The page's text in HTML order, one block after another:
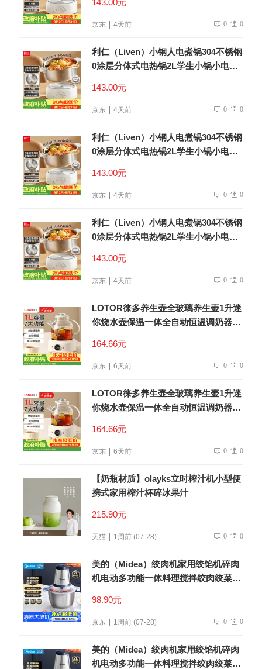
143.00元
京东 4天前 0 0
利仁（Liven）小钢人电煮锅304不锈钢
0涂层分体式电热锅2L学生小锅小电锅
143.00元
京东 4天前 0 0
利仁（Liven）小钢人电煮锅304不锈钢
0涂层分体式电热锅2L学生小锅小电锅
143.00元
京东 4天前 0 0
利仁（Liven）小钢人电煮锅304不锈钢
0涂层分体式电热锅2L学生小锅小电锅
143.00元
京东 4天前 0 0
LOTOR徕多养生壶全玻璃养生壶1升迷
你烧水壶保温一体全自动恒温调奶器电
164.66元
京东 6天前 0 0
LOTOR徕多养生壶全玻璃养生壶1升迷
你烧水壶保温一体全自动恒温调奶器电
164.66元
京东 6天前 0 0
【奶瓶材质】olayks立时榨汁机小型便
携式家用榨汁杯碎冰果汁
215.90元
天猫 1周前 (07-28) 0 0
美的（Midea）绞肉机家用绞馅机碎肉
机电动多功能一体料理搅拌绞肉绞菜馅
2L
98.90元
京东 1周前 (07-28) 0 0
美的（Midea）绞肉机家用绞馅机碎肉
机电动多功能一体料理搅拌绞肉绞菜馅